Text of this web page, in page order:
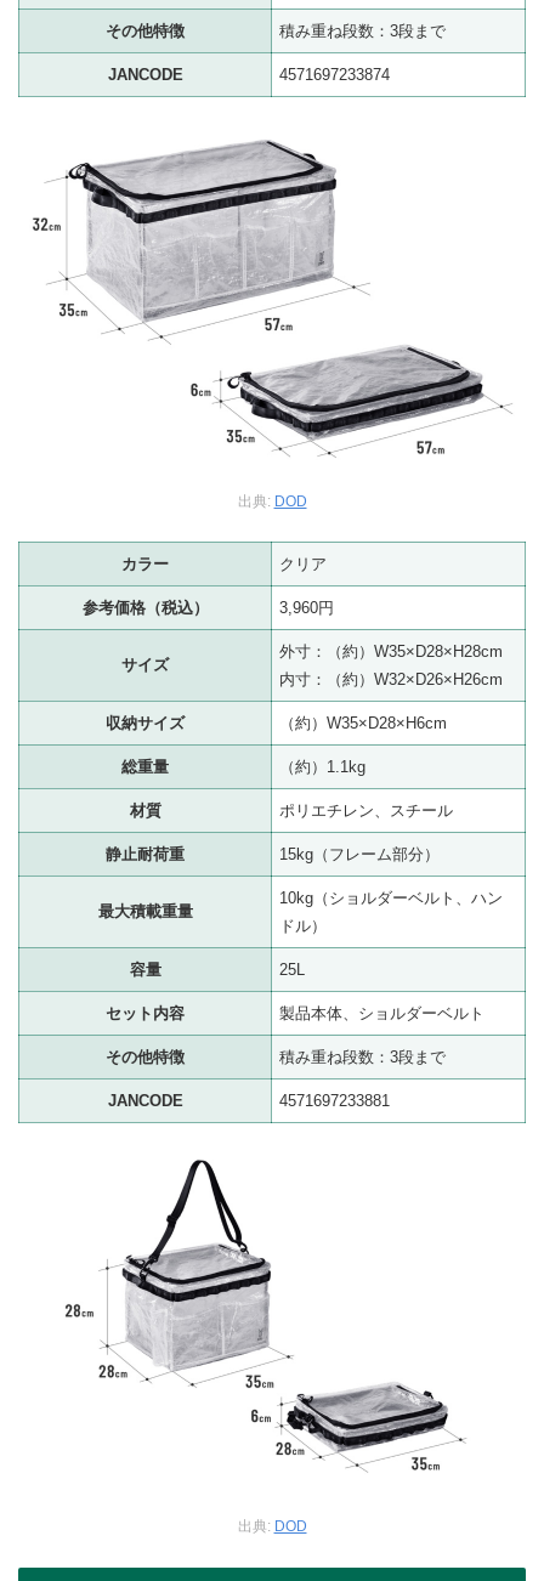
その他特徴 積み重ね段数：3段まで
JANCODE 4571697233874
出典: DOD
カラー クリア
参考価格（税込） 3,960円
サイズ
外寸：（約）W35×D28×H28cm
内寸：（約）W32×D26×H26cm
収納サイズ （約）W35×D28×H6cm
総重量 （約）1.1kg
材質 ポリエチレン、スチール
静止耐荷重 15kg（フレーム部分）
最大積載重量
10kg（ショルダーベルト、ハン
ドル）
容量 25L
セット内容 製品本体、ショルダーベルト
その他特徴 積み重ね段数：3段まで
JANCODE 4571697233881
出典: DOD